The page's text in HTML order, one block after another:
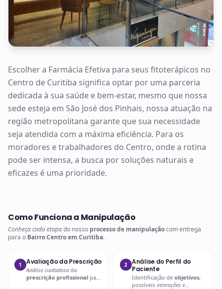
Escolher a Farmácia Efetiva para seus fitoterápicos no
Centro de Curitiba significa optar por uma parceria
dedicada à sua saúde e bem-estar, mesmo que nossa
sede esteja em São José dos Pinhais, nossa atuação na
região metropolitana garante que sua necessidade
seja atendida com a máxima eficiência. Para os
moradores e trabalhadores do Centro, onde a rotina
pode ser intensa, a busca por soluções naturais e
eficazes é uma prioridade.
Como Funciona a Manipulação
Conheça cada etapado nosso processo de manipulaçãocom entrega
para o Bairro Centro em Curitiba.
1 Avaliação da Prescrição
Análise cuidadosa da
prescrição profissional para
2
Análise do Perfil do
Paciente
Identificação de objetivos,
possíveis interações e